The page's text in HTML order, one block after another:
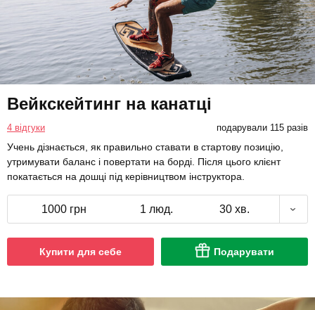
Вейкскейтинг на канатці
4 відгуки подарували 115 разів
Учень дізнається, як правильно ставати в стартову позицію,
утримувати баланс і повертати на борді. Після цього клієнт
покатається на дошці під керівництвом інструктора.
1000 грн 1 люд. 30 хв.
Купити для себе Подарувати